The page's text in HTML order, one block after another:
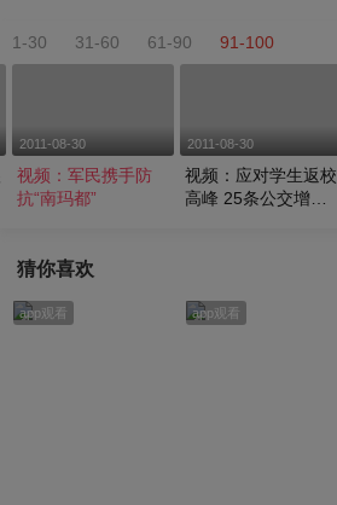
1-30 31-60 61-90 91-100
2011-08-30
视频：军民携手防
抗“南玛都”
2011-08-30
视频：应对学生返校
高峰 25条公交增加
猜你喜欢
app观看 app观看